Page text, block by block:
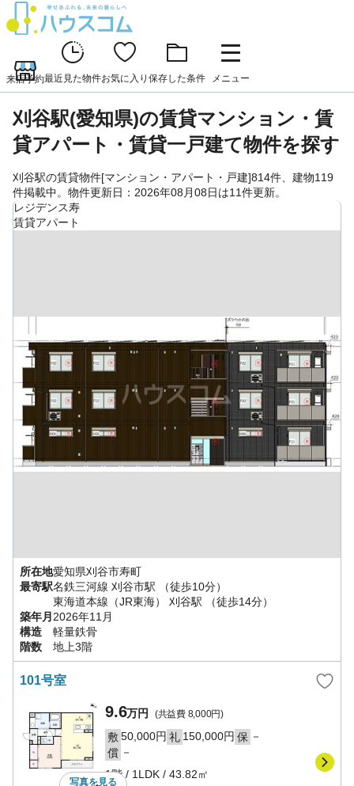
来店予約最近見た物件お気に入り 保存した条件 メニュー
刈谷駅(愛知県)の賃貸マンション・賃
貸アパート・賃貸一戸建て物件を探す
刈谷駅の賃貸物件[マンション・アパート・戸建]814件、建物119
件掲載中。物件更新日：2026年08月08日は11件更新。
レジデンス寿
賃貸アパート
所在地愛知県刈谷市寿町
最寄駅名鉄三河線 刈谷市駅
（徒歩10分）
東海道本線（JR東海）
刈谷駅
（徒歩14分）
築年月2026年11月
構造
軽量鉄骨
階数
地上3階
101号室
写真を見る
9.6万円 (共益費 8,000円)
敷50,000円 礼 150,000円 保 －
償 －
1階/ 1LDK / 43.82㎡